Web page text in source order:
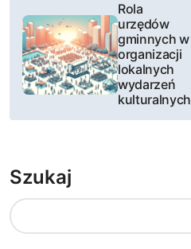
w
a
c
j
Rola
urzędów
gminnych w
organizacji
lokalnych
wydarzeń
kulturalnych
Szukaj